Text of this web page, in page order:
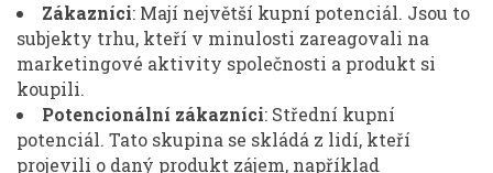
Zákazníci: Mají největší kupní potenciál. Jsou to
subjekty trhu, kteří v minulosti zareagovali na
marketingové aktivity společnosti a produkt si
koupili.
Potencionální zákazníci: Střední kupní
potenciál. Tato skupina se skládá z lidí, kteří
projevili o daný produkt zájem, například